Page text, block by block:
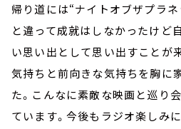
帰り道には“ナイトオブザプラ
と違って成就はしなかったけど
い思い出として思い出すことが
気持ちと前向きな気持ちを胸に
た。こんなに素敵な映画と巡り
ています。今後もラジオ楽しみ